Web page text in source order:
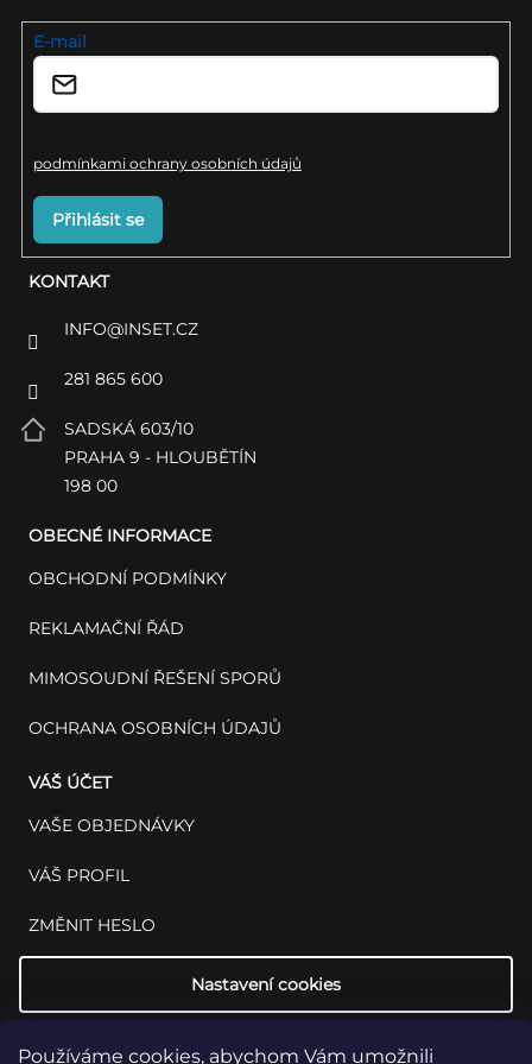
Používáme cookies, abychom Vám umožnili
KONTAKT
INFO@INSET.CZ
281 865 600
SADSKÁ 603/10
PRAHA 9 - HLOUBĚTÍN
198 00
OBECNÉ INFORMACE
OBCHODNÍ PODMÍNKY
REKLAMAČNÍ ŘÁD
MIMOSOUDNÍ ŘEŠENÍ SPORŮ
OCHRANA OSOBNÍCH ÚDAJŮ
VÁŠ ÚČET
VAŠE OBJEDNÁVKY
VÁŠ PROFIL
ZMĚNIT HESLO
Nastavení cookies
E-mail
podmínkami ochrany osobních údajů
Přihlásit se